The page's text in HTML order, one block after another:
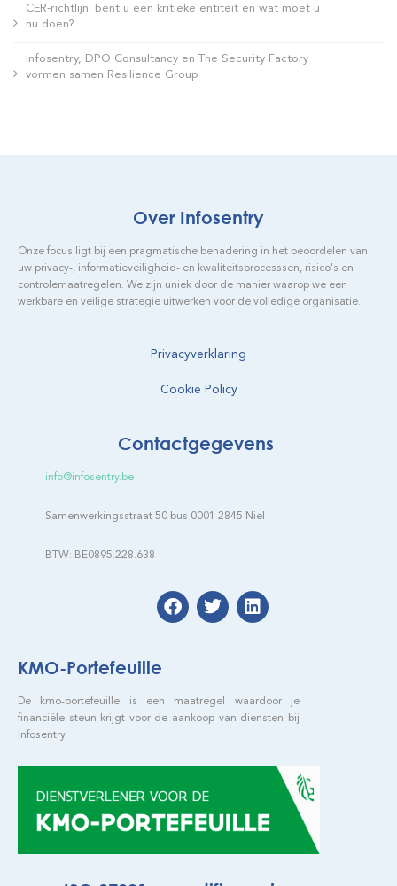
CER-richtlijn: bent u een kritieke entiteit en wat moet u
nu doen?
Infosentry, DPO Consultancy en The Security Factory
vormen samen Resilience Group
Over Infosentry
Onze focus ligt bij een pragmatische benadering in het beoordelen van
uw privacy-, informatieveiligheid- en kwaliteitsprocesssen, risico's en
controlemaatregelen. We zijn uniek door de manier waarop we een
werkbare en veilige strategie uitwerken voor de volledige organisatie.
Privacyverklaring
Cookie Policy
Contactgegevens
info@infosentry.be
Samenwerkingsstraat 50 bus 0001 2845 Niel
BTW: BE0895.228.638
KMO-Portefeuille
De kmo-portefeuille is een maatregel waardoor je
financiële steun krijgt voor de aankoop van diensten bij
Infosentry.